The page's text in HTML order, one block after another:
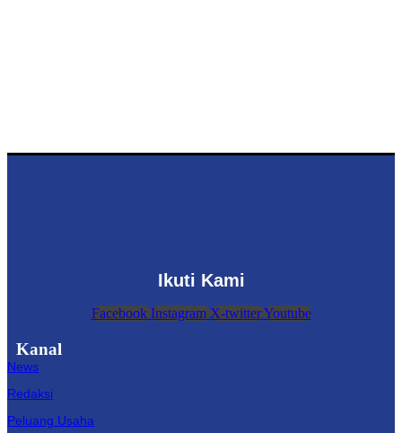
Ikuti Kami
Facebook Instagram X-twitterYoutube
Kanal
News
Redaksi
Peluang Usaha